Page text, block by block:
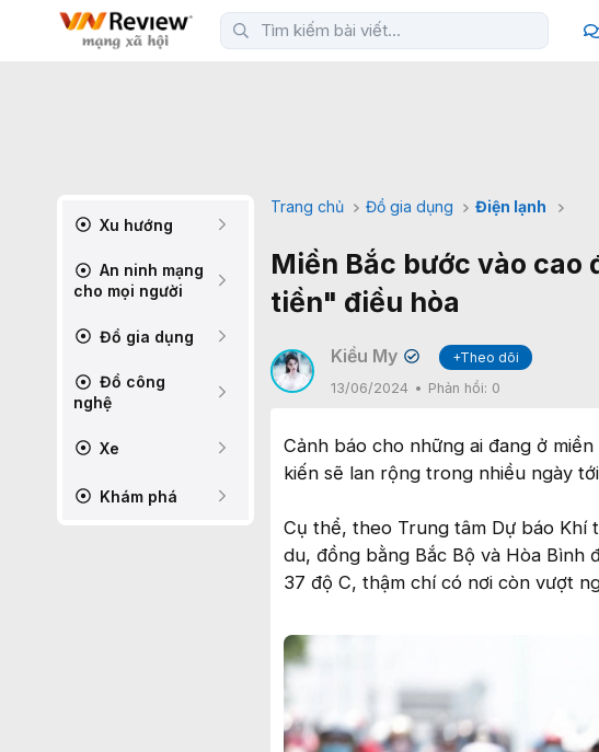
Xu hướng
An ninh mạng
cho mọi người
Đồ gia dụng
Đồ công
nghệ
Xe
Khám phá
Trang chủ Đồ gia dụng Điện lạnh
Miền Bắc bước vào
tiền" điều hòa
Kiều My ✔
+Theo dõi
13/06/2024
Phản hồi: 0
Cảnh báo cho những ai đang ở
kiến sẽ lan rộng trong nhiều ngày
Cụ thể, theo Trung tâm Dự báo Khí
du, đồng bằng Bắc Bộ và Hòa Bình
37 độ C, thậm chí có nơi còn vượt